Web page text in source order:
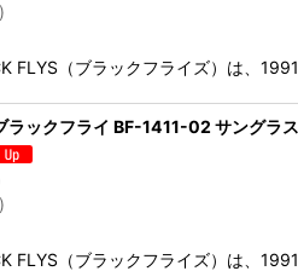
)
FLYS（ブラックフライズ）は、
ラックフライ BF-1411-02 サングラ
)
FLYS（ブラックフライズ）は、